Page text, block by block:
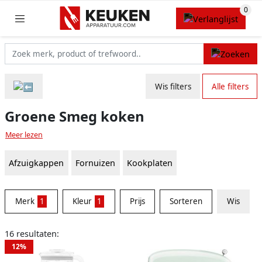
Wis filters Alle filters
Groene Smeg koken
Meer lezen
Afzuigkappen Fornuizen Kookplaten
Merk 1 Kleur 1 Prijs Sorteren Wis
16 resultaten:
12%